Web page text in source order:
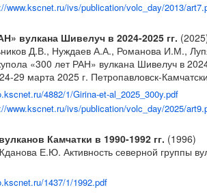
www.kscnet.ru/ivs/publication/volc_day/2013/
вулкана Шивелуч в 2024-2025 гг.
Д.В., Нуждаев А.А., Романова И.М.,
«300 лет РАН» вулкана Шивелуч в
29 марта 2025 г. Петропавловск-
4882/1/Girina-et-al_2025_300y.pdf
www.kscnet.ru/ivs/publication/volc_day/2025/
Камчатки в 1990-1992 гг. (1996)
Е.Ю. Активность северной группы
1437/1/1992.pdf